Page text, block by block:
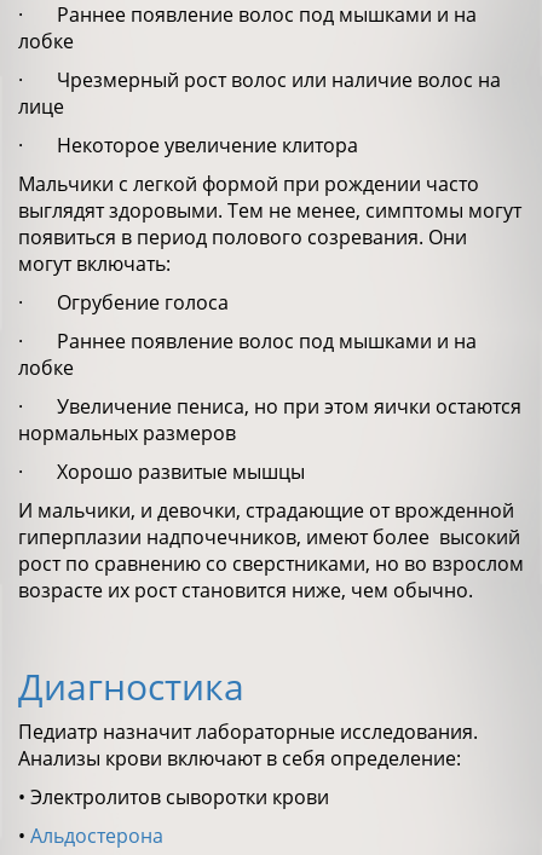
· Раннее появление волос под мышками и на
лобке
· Чрезмерный рост волос или наличие волос на
лице
· Некоторое увеличение клитора
Мальчики с легкой формой при рождении часто
выглядят здоровыми. Тем не менее, симптомы могут
появиться в период полового созревания. Они
могут включать:
· Огрубение голоса
· Раннее появление волос под мышками и на
лобке
· Увеличение пениса, но при этом яички остаются
нормальных размеров
· Хорошо развитые мышцы
И мальчики, и девочки, страдающие от врожденной
гиперплазии надпочечников, имеют более высокий
рост по сравнению со сверстниками, но во взрослом
возрасте их рост становится ниже, чем обычно.
Диагностика
Педиатр назначит лабораторные исследования.
Анализы крови включают в себя определение:
• Электролитов сыворотки крови
• Альдостерона